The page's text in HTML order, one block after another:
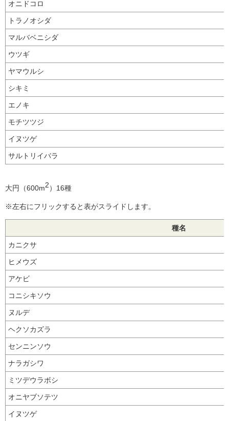
オニドコロ
トラノオシダ
マルバベニシダ
ウツギ
ヤマウルシ
シキミ
エノキ
モチツツジ
イヌツゲ
サルトリイバラ
大円（600m2）16種
※左右にフリックすると表がスライドします。
種名
カニクサ
ヒメウズ
アケビ
コニシキソウ
ヌルデ
ヘクソカズラ
センニンソウ
ナラガシワ
ミツデウラボシ
オニヤブソテツ
イヌツゲ